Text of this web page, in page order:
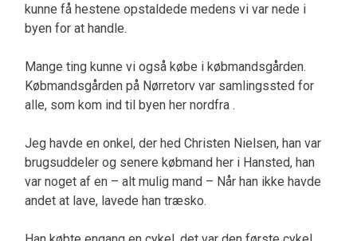
kunne få hestene opstaldede medens vi var nede i
byen for at handle.
Mange ting kunne vi også købe i købmandsgården.
Købmandsgården på Nørretorv var samlingssted for
alle, som kom ind til byen her nordfra .
Jeg havde en onkel, der hed Christen Nielsen, han var
brugsuddeler og senere købmand her i Hansted, han
var noget af en – alt mulig mand – Når han ikke havde
andet at lave, lavede han træsko.